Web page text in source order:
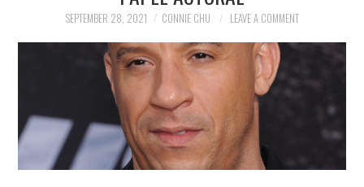
SOCIETYSEPTEMBER 28, 2021 CONNIE CHU LEAVE A COMMENT